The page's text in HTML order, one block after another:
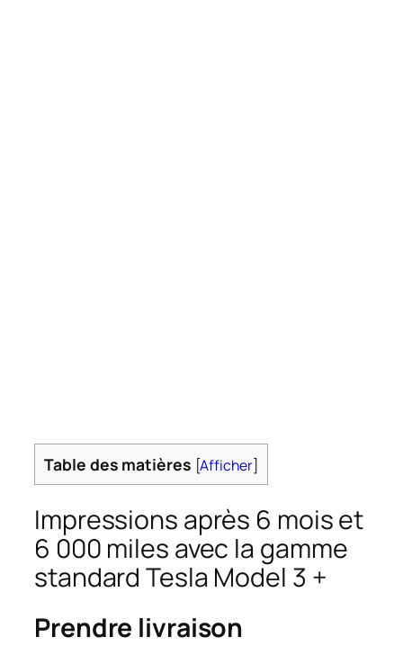
Table des matières [Afficher]
Impressions après 6 mois et
6 000 miles avec la gamme
standard Tesla Model 3 +
Prendre livraison